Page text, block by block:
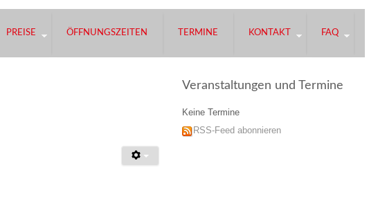
PREISE ÖFFNUNGSZEITEN TERMINE KONTAKT FAQ
Veranstaltungen und Termine
Keine Termine
RSS-Feed abonnieren